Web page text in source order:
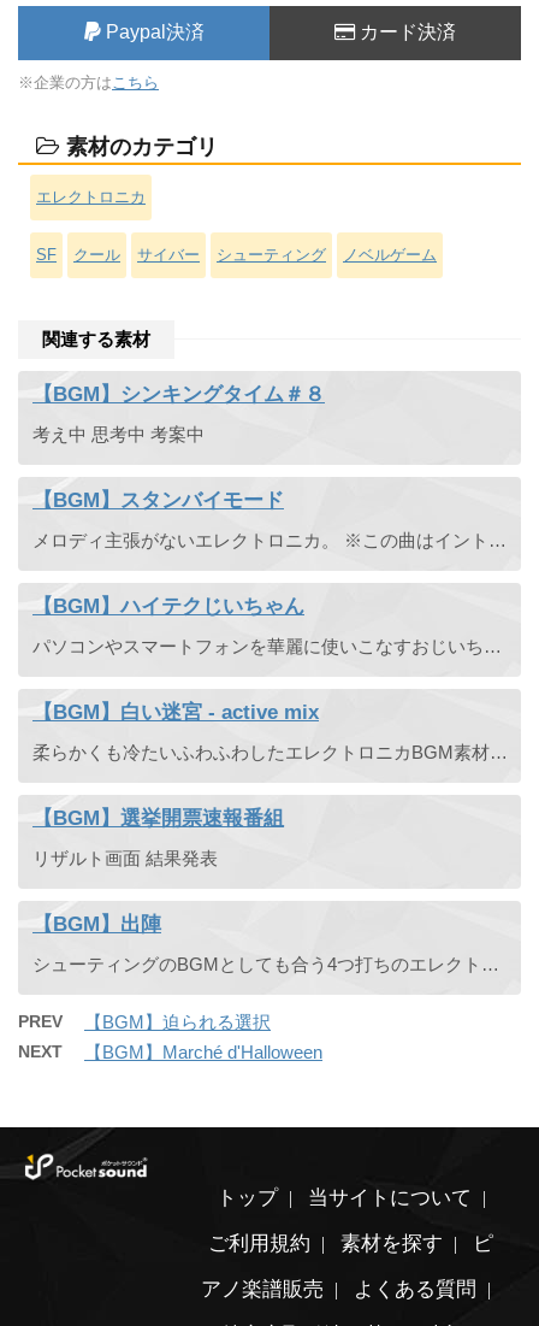
Paypal決済 カード決済
※企業の方は こちら
素材のカテゴリ
エレクトロニカ
SF クール サイバー シューティング ノベルゲーム
関連する素材
【BGM】シンキングタイム＃８
考え中 思考中 考案中
【BGM】スタンバイモード
メロディ主張がないエレクトロニカ。 ※この曲はイントロ部とループ部のセットです。
【BGM】ハイテクじいちゃん
パソコンやスマートフォンを華麗に使いこなすおじいちゃんってかっこいいよねというコンセプトから生まれた曲。姉妹曲にハイテクばあちゃんがあります。
【BGM】白い迷宮 - active mix
柔らかくも冷たいふわふわしたエレクトロニカBGM素材です。ループして使えます。 通常版はドラムがなく、ベースも穏やかです。通常版とシームレスに切替えもGood！ ※この曲はイントロ部とループ部のセット ...
【BGM】選挙開票速報番組
リザルト画面 結果発表
【BGM】出陣
シューティングのBGMとしても合う4つ打ちのエレクトロニカです。
PREV 【BGM】迫られる選択
NEXT 【BGM】Marché d'Halloween
トップ
当サイトについて
ご利用規約
素材を探す
ピ
アノ楽譜販売
よくある質問